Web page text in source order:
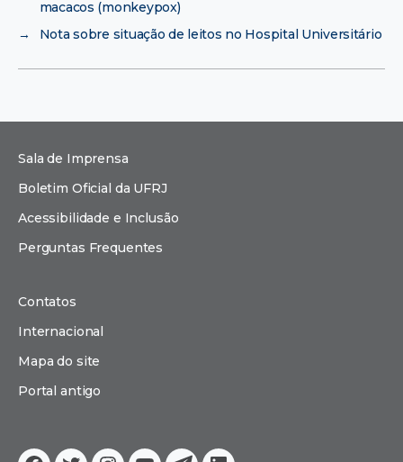
macacos (monkeypox)
→
Nota sobre situação de leitos no Hospital Universitário
Sala de Imprensa
Boletim Oficial da UFRJ
Acessibilidade e Inclusão
Perguntas Frequentes
Contatos
Internacional
Mapa do site
Portal antigo